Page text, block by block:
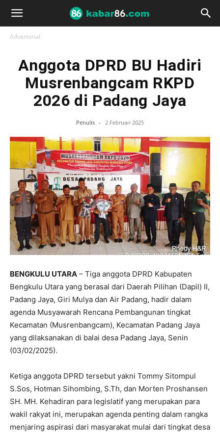
Advertorial
Anggota DPRD BU Hadiri
Musrenbangcam RKPD
2026 di Padang Jaya
Penulis - 2 Februari 2025
BENGKULU UTARA – Tiga anggota DPRD Kabupaten
Bengkulu Utara yang berasal dari Daerah Pilihan (Dapil) II,
Padang Jaya, Giri Mulya dan Air Padang, hadir dalam
agenda Musyawarah Rencana Pembangunan tingkat
Kecamatan (Musrenbangcam), Kecamatan Padang Jaya
yang dilaksanakan di balai desa Padang Jaya, Senin
(03/02/2025).
Ketiga anggota DPRD tersebut yakni Tommy Sitompul
S.Sos, Hotman Sihombing, S.Th, dan Morten Proshansen
SH. MH. Kehadiran para legislatif yang merupakan para
wakil rakyat ini, merupakan agenda penting dalam rangka
menjaring aspirasi dari masyarakat mulai dari tingkat desa